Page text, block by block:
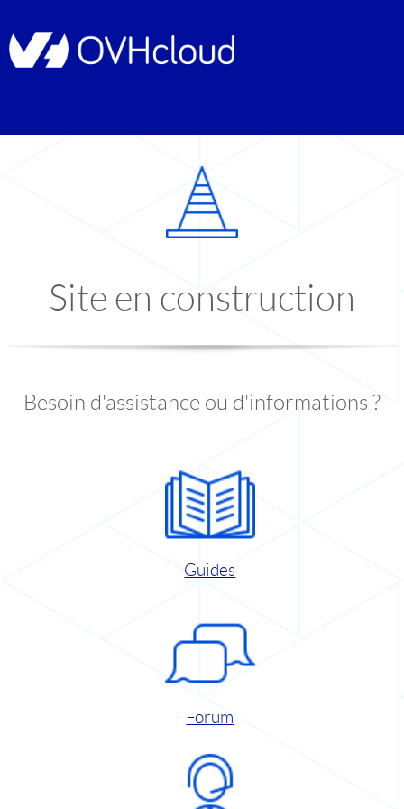
Site en construction
Besoin d'assistance ou d'informations ?
Guides
Forum